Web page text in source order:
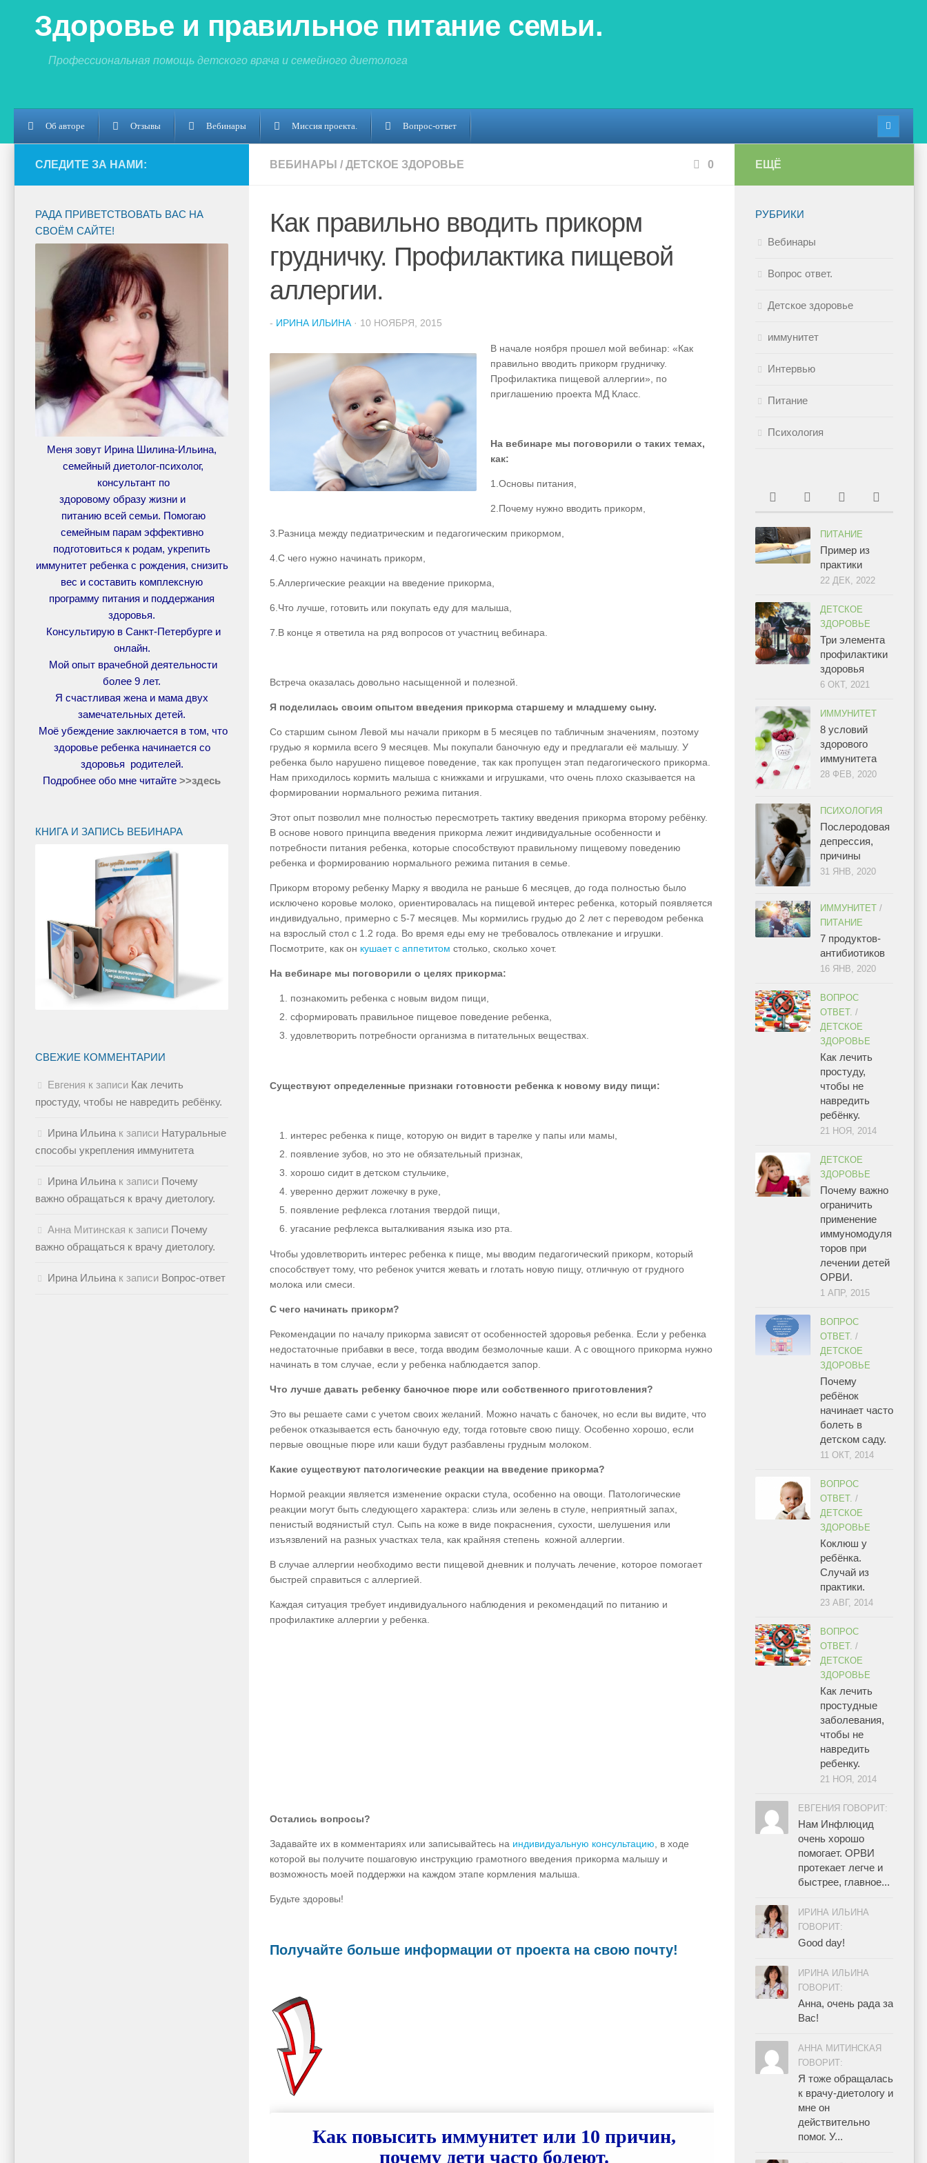
Здоровье и правильное питание семьи.
Профессиональная помощь детского врача и семейного диетолога
Об авторе Отзывы Вебинары Миссия проекта. Вопрос-ответ
ВЕБИНАРЫ / ДЕТСКОЕ ЗДОРОВЬЕ 0
Как правильно вводить прикорм
грудничку. Профилактика пищевой
аллергии.
- ИРИНА ИЛЬИНА · 10 НОЯБРЯ, 2015
В начале ноября прошел мой вебинар: «Как
правильно вводить прикорм грудничку.
Профилактика пищевой аллергии», по
приглашению проекта МД Класс.
На вебинаре мы поговорили о таких темах,
как:
1.Основы питания,
2.Почему нужно вводить прикорм,
3.Разница между педиатрическим и педагогическим прикормом,
4.С чего нужно начинать прикорм,
5.Аллергические реакции на введение прикорма,
6.Что лучше, готовить или покупать еду для малыша,
7.В конце я ответила на ряд вопросов от участниц вебинара.
Встреча оказалась довольно насыщенной и полезной.
Я поделилась своим опытом введения прикорма старшему и младшему сыну.
Со старшим сыном Левой мы начали прикорм в 5 месяцев по табличным значениям, поэтому
грудью я кормила всего 9 месяцев. Мы покупали баночную еду и предлагали её малышу. У
ребенка было нарушено пищевое поведение, так как пропущен этап педагогического прикорма.
Нам приходилось кормить малыша с книжками и игрушками, что очень плохо сказывается на
формировании нормального режима питания.
Этот опыт позволил мне полностью пересмотреть тактику введения прикорма второму ребёнку.
В основе нового принципа введения прикорма лежит индивидуальные особенности и
потребности питания ребенка, которые способствуют правильному пищевому поведению
ребенка и формированию нормального режима питания в семье.
Прикорм второму ребенку Марку я вводила не раньше 6 месяцев, до года полностью было
исключено коровье молоко, ориентировалась на пищевой интерес ребенка, который появляется
индивидуально, примерно с 5-7 месяцев. Мы кормились грудью до 2 лет с переводом ребенка
на взрослый стол с 1.2 года. Во время еды ему не требовалось отвлекание и игрушки.
Посмотрите, как он кушает с аппетитом столько, сколько хочет.
На вебинаре мы поговорили о целях прикорма:
познакомить ребенка с новым видом пищи,
сформировать правильное пищевое поведение ребенка,
удовлетворить потребности организма в питательных веществах.
Существуют определенные признаки готовности ребенка к новому виду пищи:
интерес ребенка к пище, которую он видит в тарелке у папы или мамы,
появление зубов, но это не обязательный признак,
хорошо сидит в детском стульчике,
уверенно держит ложечку в руке,
появление рефлекса глотания твердой пищи,
угасание рефлекса выталкивания языка изо рта.
Чтобы удовлетворить интерес ребенка к пище, мы вводим педагогический прикорм, который
способствует тому, что ребенок учится жевать и глотать новую пищу, отличную от грудного
молока или смеси.
С чего начинать прикорм?
Рекомендации по началу прикорма зависят от особенностей здоровья ребенка. Если у ребенка
недостаточные прибавки в весе, тогда вводим безмолочные каши. А с овощного прикорма нужно
начинать в том случае, если у ребенка наблюдается запор.
Что лучше давать ребенку баночное пюре или собственного приготовления?
Это вы решаете сами с учетом своих желаний. Можно начать с баночек, но если вы видите, что
ребенок отказывается есть баночную еду, тогда готовьте свою пищу. Особенно хорошо, если
первые овощные пюре или каши будут разбавлены грудным молоком.
Какие существуют патологические реакции на введение прикорма?
Нормой реакции является изменение окраски стула, особенно на овощи. Патологические
реакции могут быть следующего характера: слизь или зелень в стуле, неприятный запах,
пенистый водянистый стул. Сыпь на коже в виде покраснения, сухости, шелушения или
изъязвлений на разных участках тела, как крайняя степень кожной аллергии.
В случае аллергии необходимо вести пищевой дневник и получать лечение, которое помогает
быстрей справиться с аллергией.
Каждая ситуация требует индивидуального наблюдения и рекомендаций по питанию и
профилактике аллергии у ребенка.
Остались вопросы?
Задавайте их в комментариях или записывайтесь на индивидуальную консультацию , в ходе
которой вы получите пошаговую инструкцию грамотного введения прикорма малышу и
возможность моей поддержки на каждом этапе кормления малыша.
Будьте здоровы!
Получайте больше информации от проекта на свою почту!
Как повысить иммунитет или 10 причин,
почему дети часто болеют.
СЛЕДИТЕ ЗА НАМИ:
РАДА ПРИВЕТСТВОВАТЬ ВАС НА
СВОЁМ САЙТЕ!
Меня зовут Ирина Шилина-Ильина,
семейный диетолог-психолог,
консультант по
здоровому образу жизни и
питанию всей семьи. Помогаю
семейным парам эффективно
подготовиться к родам, укрепить
иммунитет ребенка с рождения, снизить
вес и составить комплексную
программу питания и поддержания
здоровья.
Консультирую в Санкт-Петербурге и
онлайн.
Мой опыт врачебной деятельности
более 9 лет.
Я счастливая жена и мама двух
замечательных детей.
Моё убеждение заключается в том, что
здоровье ребенка начинается со
здоровья родителей.
Подробнее обо мне читайте >>здесь
КНИГА И ЗАПИСЬ ВЕБИНАРА
СВЕЖИЕ КОММЕНТАРИИ
Евгения к записи Как лечить
простуду, чтобы не навредить ребёнку.
Ирина Ильина к записи Натуральные
способы укрепления иммунитета
Ирина Ильина к записи Почему
важно обращаться к врачу диетологу.
Анна Митинская к записи Почему
важно обращаться к врачу диетологу.
Ирина Ильина к записи Вопрос-ответ
ЕЩЁ
РУБРИКИ
Вебинары
Вопрос ответ.
Детское здоровье
иммунитет
Интервью
Питание
Психология
ПИТАНИЕ
Пример из
практики
22 ДЕК, 2022
ДЕТСКОЕ
ЗДОРОВЬЕ
Три элемента
профилактики
здоровья
6 ОКТ, 2021
ИММУНИТЕТ
8 условий
здорового
иммунитета
28 ФЕВ, 2020
ПСИХОЛОГИЯ
Послеродовая
депрессия,
причины
31 ЯНВ, 2020
ИММУНИТЕТ /
ПИТАНИЕ
7 продуктов-
антибиотиков
16 ЯНВ, 2020
ВОПРОС
ОТВЕТ. /
ДЕТСКОЕ
ЗДОРОВЬЕ
Как лечить
простуду,
чтобы не
навредить
ребёнку.
21 НОЯ, 2014
ДЕТСКОЕ
ЗДОРОВЬЕ
Почему важно
ограничить
применение
иммуномодуля
торов при
лечении детей
ОРВИ.
1 АПР, 2015
ВОПРОС
ОТВЕТ. /
ДЕТСКОЕ
ЗДОРОВЬЕ
Почему
ребёнок
начинает часто
болеть в
детском саду.
11 ОКТ, 2014
ВОПРОС
ОТВЕТ. /
ДЕТСКОЕ
ЗДОРОВЬЕ
Коклюш у
ребёнка.
Случай из
практики.
23 АВГ, 2014
ВОПРОС
ОТВЕТ. /
ДЕТСКОЕ
ЗДОРОВЬЕ
Как лечить
простудные
заболевания,
чтобы не
навредить
ребенку.
21 НОЯ, 2014
ЕВГЕНИЯ ГОВОРИТ:
Нам Инфлюцид
очень хорошо
помогает. ОРВИ
протекает легче и
быстрее, главное...
ИРИНА ИЛЬИНА
ГОВОРИТ:
Good day!
ИРИНА ИЛЬИНА
ГОВОРИТ:
Анна, очень рада за
Вас!
АННА МИТИНСКАЯ
ГОВОРИТ:
Я тоже обращалась
к врачу-диетологу и
мне он
действительно
помог. У...